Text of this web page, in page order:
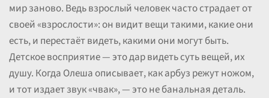
мир заново. Ведь взрослый человек часто страдает от
своей «взрослости»: он видит вещи такими, какие они
есть, и перестаёт видеть, какими они могут быть.
Детское восприятие — это дар видеть суть вещей, их
душу. Когда Олеша описывает, как арбуз режут ножом,
и тот издает звук «чвак», — это не банальная деталь.